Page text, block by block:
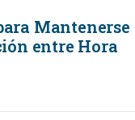
Mantenerse
entre Hora